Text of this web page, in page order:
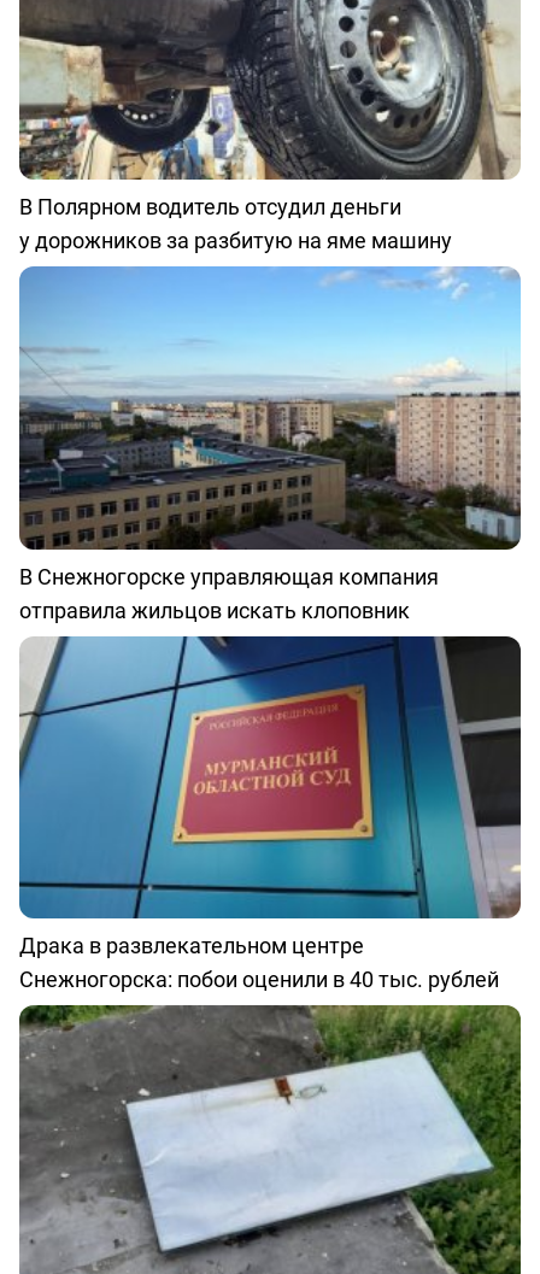
В Полярном водитель отсудил деньги
у дорожников за разбитую на яме машину
В Снежногорске управляющая компания
отправила жильцов искать клоповник
Драка в развлекательном центре
Снежногорска: побои оценили в 40 тыс. рублей